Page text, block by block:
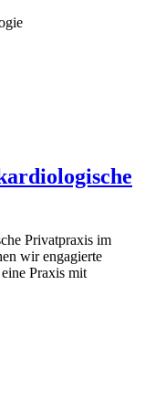
Privatpraxis im
wir engagierte
Praxis mit